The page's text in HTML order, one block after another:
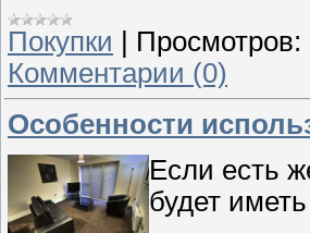
Покупки
Просмотров:
Комментарии (0)
Особенности
Если есть
будет